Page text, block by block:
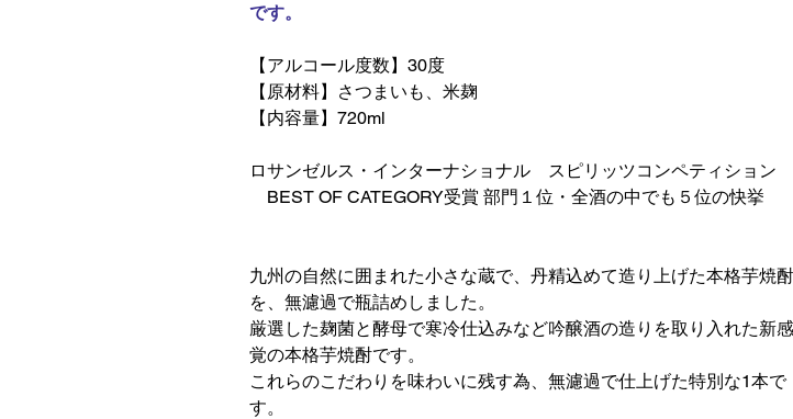
です。
【アルコール度数】30度
【原材料】さつまいも、米麹
【内容量】720ml
ロサンゼルス・インターナショナル スピリッツコンペティション
BEST OF CATEGORY受賞 部門１位・全酒の中でも５位の快挙
九州の自然に囲まれた小さな蔵で、丹精込めて造り上げた本格芋焼酎
を、無濾過で瓶詰めしました。
厳選した麹菌と酵母で寒冷仕込みなど吟醸酒の造りを取り入れた新感
覚の本格芋焼酎です。
これらのこだわりを味わいに残す為、無濾過で仕上げた特別な1本で
す。